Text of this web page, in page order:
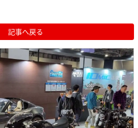
記事へ戻る